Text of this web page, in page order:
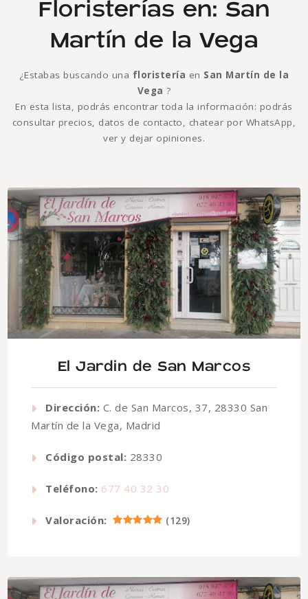
Floristerías en: San
Martín de la Vega
¿Estabas buscando una floristería en San Martín de la
Vega ?
En esta lista, podrás encontrar toda la información: podrás
consultar precios, datos de contacto, chatear por WhatsApp,
ver y dejar opiniones.
El Jardin de San Marcos
Dirección: C. de San Marcos, 37, 28330 San
Martín de la Vega, Madrid
Código postal: 28330
Teléfono: 677 40 32 30
Valoración: (129)